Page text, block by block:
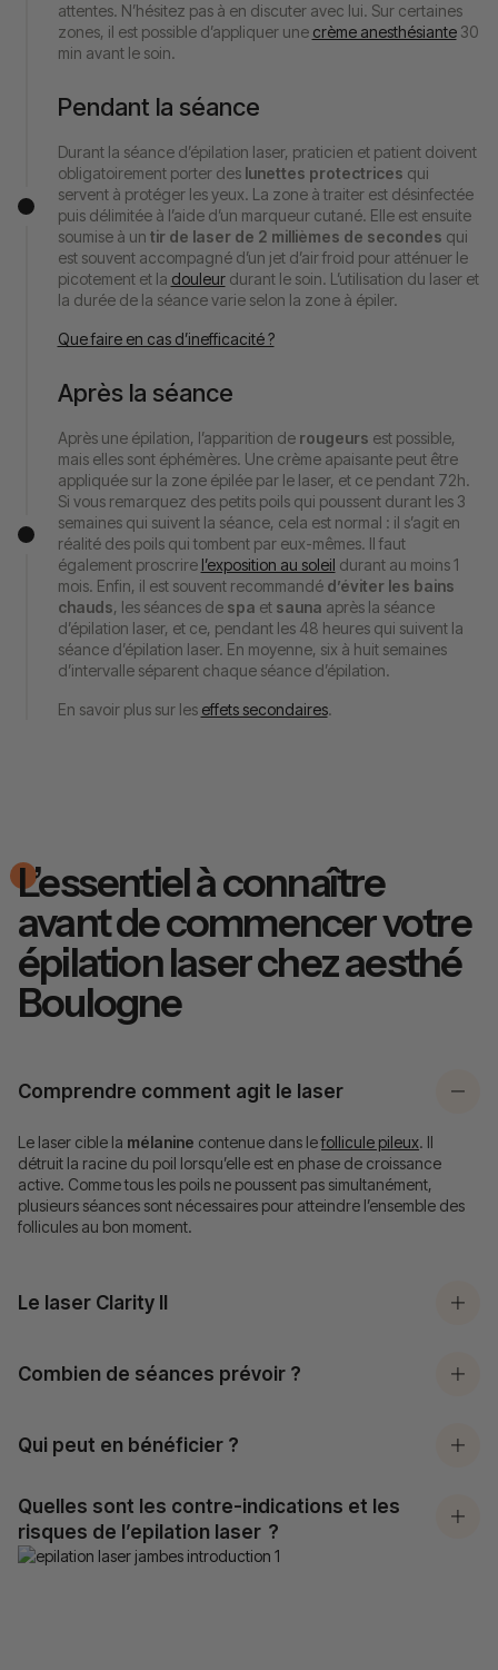
attentes. N’hésitez pas à en discuter avec lui. Sur certaines
zones, il est possible d’appliquer une crème anesthésiante30
min avant le soin.
Pendant la séance
Durant la séance d’épilation laser, praticien et patient doivent
obligatoirement porter des lunettes protectrices qui
servent à protéger les yeux. La zone à traiter est désinfectée
puis délimitée à l’aide d’un marqueur cutané. Elle est ensuite
soumise à un tir de laser de 2 millièmes de secondes qui
est souvent accompagné d’un jet d’air froid pour atténuer le
picotement et la douleurdurant le soin. L’utilisation du laser et
la durée de la séance varie selon la zone à épiler.
Que faire en cas d’inefficacité ?
Après la séance
Après une épilation, l’apparition de rougeurs est possible,
mais elles sont éphémères. Une crème apaisante peut être
appliquée sur la zone épilée par le laser, et ce pendant 72h.
Si vous remarquez des petits poils qui poussent durant les 3
semaines qui suivent la séance, cela est normal : il s’agit en
réalité des poils qui tombent par eux-mêmes. Il faut
également proscrire l’exposition au soleil durant au moins 1
mois. Enfin, il est souvent recommandé d’éviter les bains
chauds, les séances de spa et sauna après la séance
d’épilation laser, et ce, pendant les 48 heures qui suivent la
séance d’épilation laser. En moyenne, six à huit semaines
d’intervalle séparent chaque séance d’épilation.
En savoir plus sur les effets secondaires.
L’essentiel à connaître
avant de commencer votre
épilation laser chez aesthé
Boulogne
Comprendre comment agit le laser
Le laser cible la mélanine contenue dans lefollicule pileux. Il
détruit la racine du poil lorsqu’elle est en phase de croissance
active. Comme tous les poils ne poussent pas simultanément,
plusieurs séances sont nécessaires pour atteindre l’ensemble des
follicules au bon moment.
Le laser Clarity II
Combien de séances prévoir ?
Qui peut en bénéficier ?
Quelles sont les contre-indications et les
risques de l’epilation laser ?